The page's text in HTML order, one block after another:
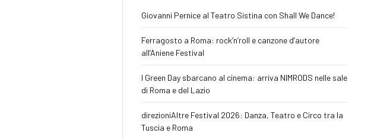
Giovanni Pernice al Teatro Sistina con Shall We Dance!
Ferragosto a Roma: rock’n’roll e canzone d’autore
all’Aniene Festival
I Green Day sbarcano al cinema: arriva NIMRODS nelle sale
di Roma e del Lazio
direzioniAltre Festival 2026: Danza, Teatro e Circo tra la
Tuscia e Roma